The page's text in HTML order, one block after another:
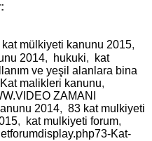
kat mülkiyeti kanunu 2015,
2014, hukuki,
kat
ve yeşil alanlara bina
Kat malikleri kanunu,
ZAMANI
2014, 83 kat mulkiyeti
, kat mulkiyeti forum,
Kat-